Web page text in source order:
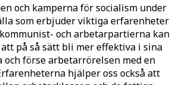
och kamperna för socialism under
som erbjuder viktiga erfarenheter
och arbetarpartierna kan
på så sätt bli mer effektiva i sina
och förse arbetarrörelsen med en
hjälper oss också att